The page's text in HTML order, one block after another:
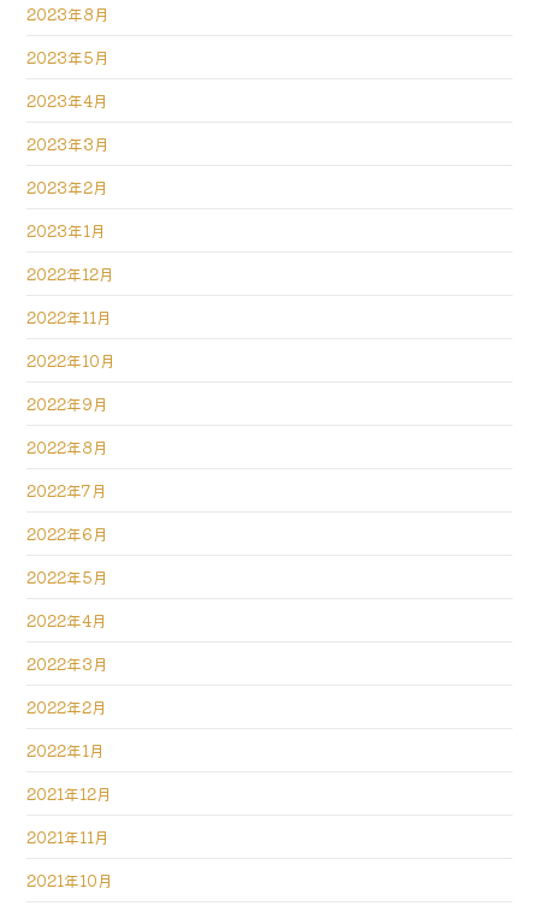
2023年8月
2023年5月
2023年4月
2023年3月
2023年2月
2023年1月
2022年12月
2022年11月
2022年10月
2022年9月
2022年8月
2022年7月
2022年6月
2022年5月
2022年4月
2022年3月
2022年2月
2022年1月
2021年12月
2021年11月
2021年10月